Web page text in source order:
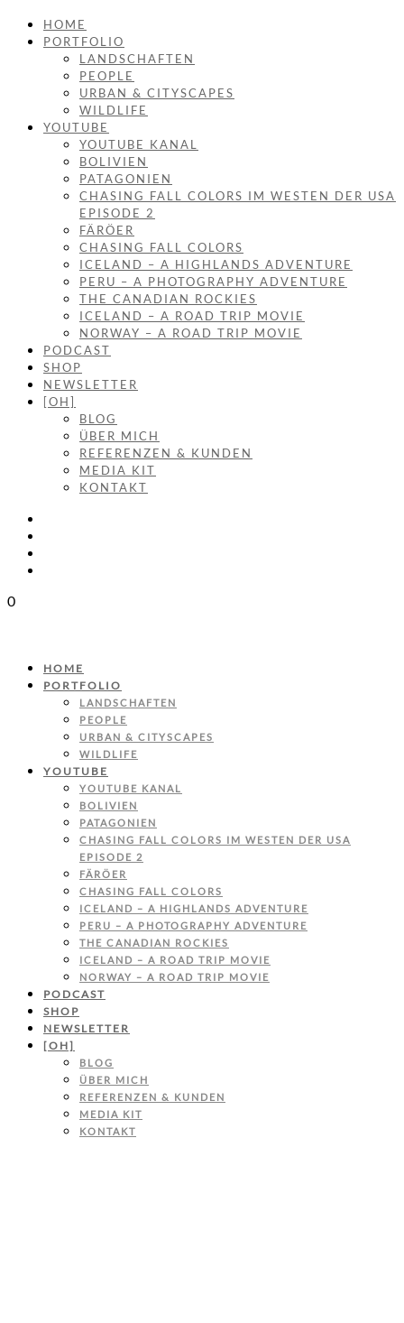
HOME
PORTFOLIO
LANDSCHAFTEN
PEOPLE
URBAN & CITYSCAPES
WILDLIFE
YOUTUBE
YOUTUBE KANAL
BOLIVIEN
PATAGONIEN
CHASING FALL COLORS IM WESTEN DER USA
EPISODE 2
FÄRÖER
CHASING FALL COLORS
ICELAND – A HIGHLANDS ADVENTURE
PERU – A PHOTOGRAPHY ADVENTURE
THE CANADIAN ROCKIES
ICELAND – A ROAD TRIP MOVIE
NORWAY – A ROAD TRIP MOVIE
PODCAST
SHOP
NEWSLETTER
[OH]
BLOG
ÜBER MICH
REFERENZEN & KUNDEN
MEDIA KIT
KONTAKT
0
HOME
PORTFOLIO
LANDSCHAFTEN
PEOPLE
URBAN & CITYSCAPES
WILDLIFE
YOUTUBE
YOUTUBE KANAL
BOLIVIEN
PATAGONIEN
CHASING FALL COLORS IM WESTEN DER USA
EPISODE 2
FÄRÖER
CHASING FALL COLORS
ICELAND – A HIGHLANDS ADVENTURE
PERU – A PHOTOGRAPHY ADVENTURE
THE CANADIAN ROCKIES
ICELAND – A ROAD TRIP MOVIE
NORWAY – A ROAD TRIP MOVIE
PODCAST
SHOP
NEWSLETTER
[OH]
BLOG
ÜBER MICH
REFERENZEN & KUNDEN
MEDIA KIT
KONTAKT